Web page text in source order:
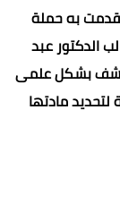
به حملة
الدكتور عبد
كشف بشكل علمى
مادتها